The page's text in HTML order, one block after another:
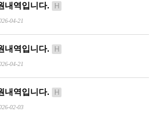
내역입니다. H
04-21
내역입니다. H
04-21
내역입니다. H
02-03